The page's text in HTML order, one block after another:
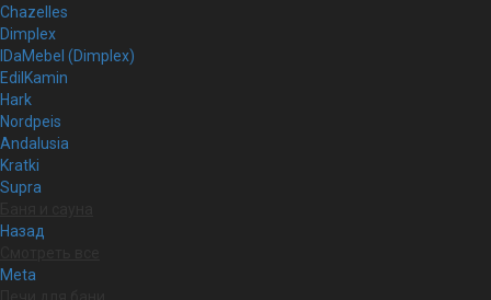
Chazelles
Dimplex
IDaMebel (Dimplex)
EdilKamin
Hark
Nordpeis
Andalusia
Kratki
Supra
Назад
Meta